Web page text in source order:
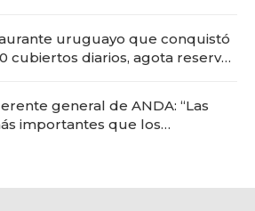
uruguayo que conquistó
cubiertos diarios, agota reservas
general de ANDA: “Las
importantes que los